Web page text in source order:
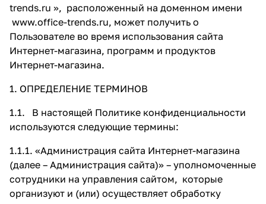
trends.ru », расположенный на доменном имени
www.office-trends.ru, может получить о
Пользователе во время использования сайта
Интернет-магазина, программ и продуктов
Интернет-магазина.
1. ОПРЕДЕЛЕНИЕ ТЕРМИНОВ
1.1. В настоящей Политике конфиденциальности
используются следующие термины:
1.1.1. «Администрация сайта Интернет-магазина
(далее – Администрация сайта)» – уполномоченные
сотрудники на управления сайтом, которые
организуют и (или) осуществляет обработку